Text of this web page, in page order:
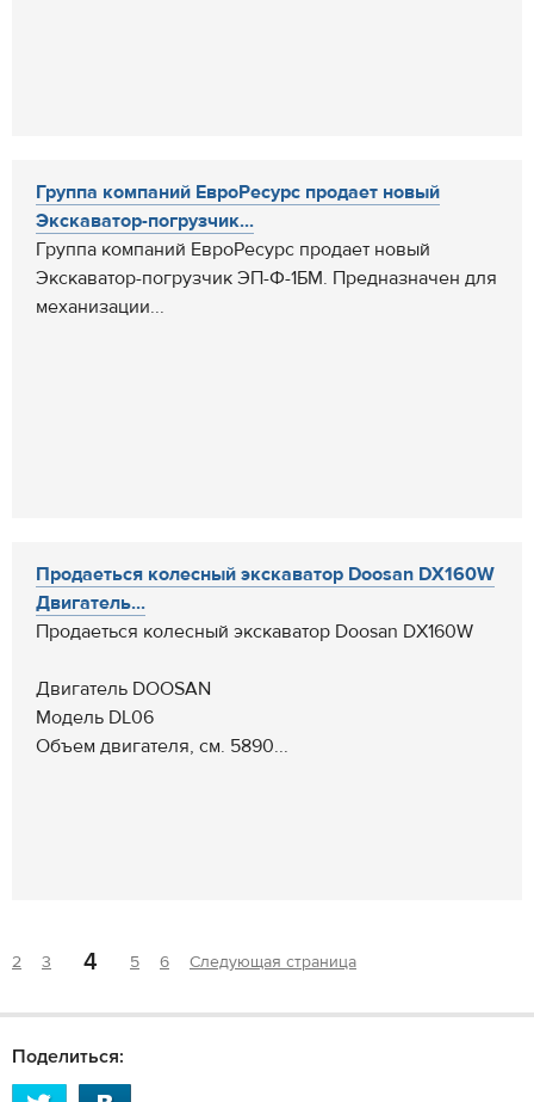
Группа компаний ЕвроРесурс продает новый
Экскаватор-погрузчик...
Группа компаний ЕвроРесурс продает новый
Экскаватор-погрузчик ЭП-Ф-1БМ. Предназначен для
механизации...
Продаеться колесный экскаватор Doosan DX160W
Двигатель...
Продаеться колесный экскаватор Doosan DX160W
Двигатель DOOSAN
Модель DL06
Объем двигателя, см. 5890...
2 3 4 5 6 Следующая страница
Поделиться: